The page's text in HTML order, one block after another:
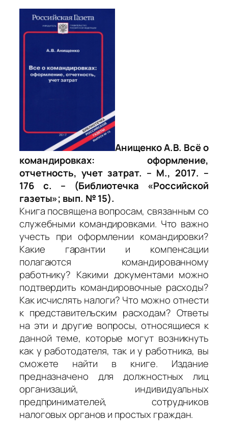
Анищенко А.В. Всё о
командировках: оформление,
отчетность, учет затрат. – М., 2017. –
176 с. – (Библиотечка «Российской
газеты»; вып. № 15).
Книга посвящена вопросам, связанным со
служебными командировками. Что важно
учесть при оформлении командировки?
Какие гарантии и компенсации
полагаются командированному
работнику? Какими документами можно
подтвердить командировочные расходы?
Как исчислять налоги? Что можно отнести
к представительским расходам? Ответы
на эти и другие вопросы, относящиеся к
данной теме, которые могут возникнуть
как у работодателя, так и у работника, вы
сможете найти в книге. Издание
предназначено для должностных лиц
организаций, индивидуальных
предпринимателей, сотрудников
налоговых органов и простых граждан.